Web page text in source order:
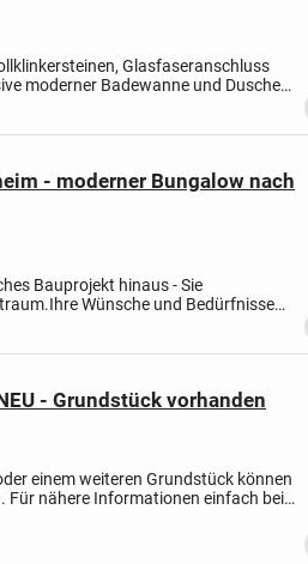
Glasfaseranschluss
moderner Badewanne und Dusche+
auf ca....
- moderner Bungalow nach
Bauprojekt hinaus - Sie
Ihre Wünsche und Bedürfnisse
gestalten wir ein...
- Grundstück vorhanden
einem weiteren Grundstück können
Für nähere Informationen einfach bei